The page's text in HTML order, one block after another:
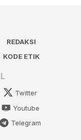
REDAKSI
KODE ETIK
Twitter
Youtube
Telegram